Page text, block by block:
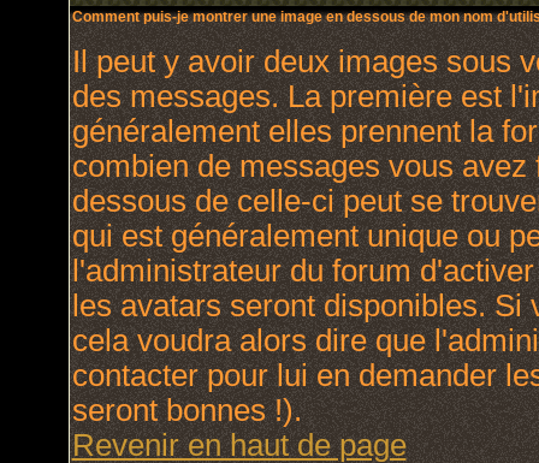
Comment puis-je montrer une image en dessous de mon nom
Il peut y avoir deux images sous
des messages. La première est
généralement elles prennent la
combien de messages vous
dessous de celle-ci peut se
qui est généralement unique ou
l'administrateur du forum
les avatars seront disponibles. Si
cela voudra alors dire que
contacter pour lui en demander
seront bonnes !).
Revenir en haut de page